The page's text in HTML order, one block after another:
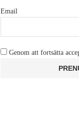
Email
Genom att fortsätta